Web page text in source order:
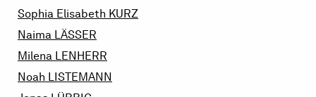
Sophia Elisabeth KURZ
Naima LÄSSER
Milena LENHERR
Noah LISTEMANN